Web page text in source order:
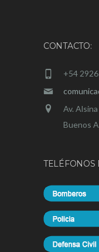
CONTACTO:
+54
Av.
Buenos
TELÉFONOS